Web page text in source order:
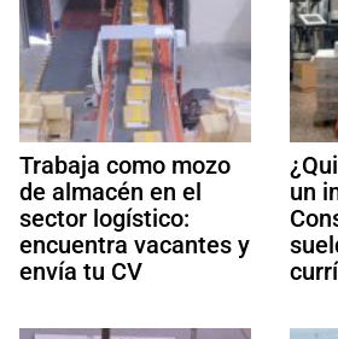
Trabaja como mozo
de almacén en el
sector logístico:
encuentra vacantes y
envía tu CV
un